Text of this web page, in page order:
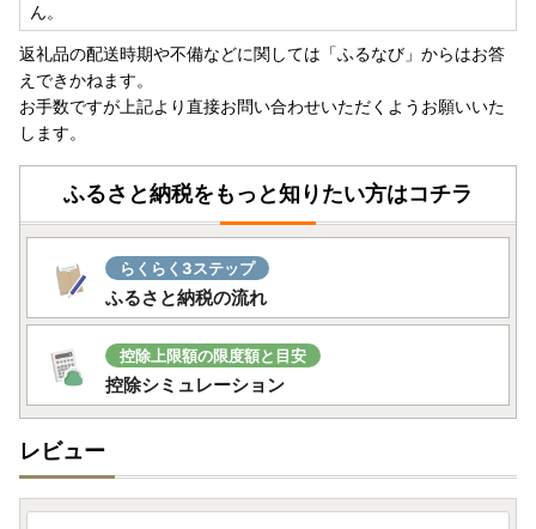
寄附者の皆様のお声が、励みとなっております！是非、返礼
品へのレビューのご協力をお願いいたします！
ん。
返礼品の配送時期や不備などに関しては「ふるなび」からはお答
えできかねます。
お手数ですが上記より直接お問い合わせいただくようお願いいた
します。
ふるさと納税をもっと知りたい方はコチラ
らくらく3ステップ
ふるさと納税の流れ
控除上限額の限度額と目安
控除シミュレーション
レビュー